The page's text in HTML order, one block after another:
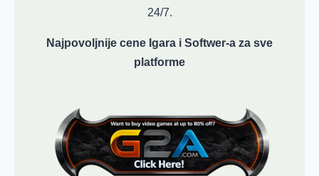
24/7.
Najpovoljnije cene Igara i Softwer-a za sve
platforme